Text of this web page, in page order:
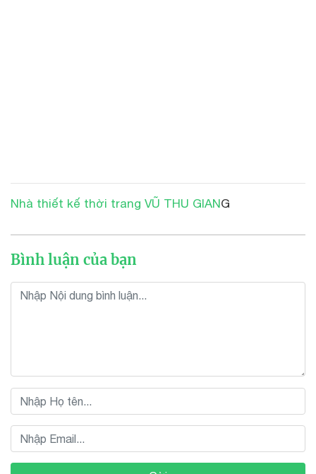
Nhà thiết kế thời trang VŨ THU GIANG
Bình luận của bạn